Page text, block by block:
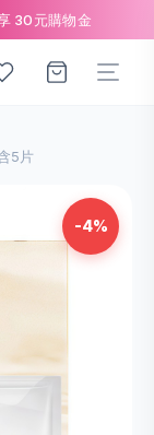
30元購物金
5片
-4%